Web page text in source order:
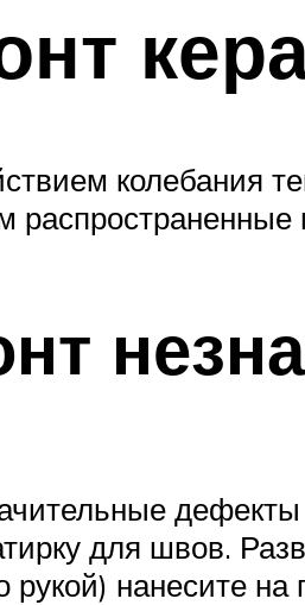
колебания
для швов.
рукой) нанесите